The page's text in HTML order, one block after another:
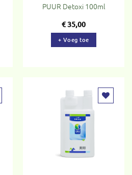
PUUR Detoxi 100ml
€35,00
+ Voeg toe
Toevoegen
verlanglijst